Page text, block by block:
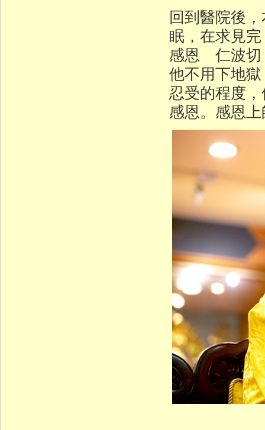
回到醫院後
眠，在求見
感恩 仁波切
他不用下地
忍受的程度
感恩。感恩